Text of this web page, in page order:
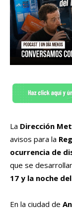
La Dirección
avisos para la
ocurrencia de
que se
17 y la noche
En la ciudad de